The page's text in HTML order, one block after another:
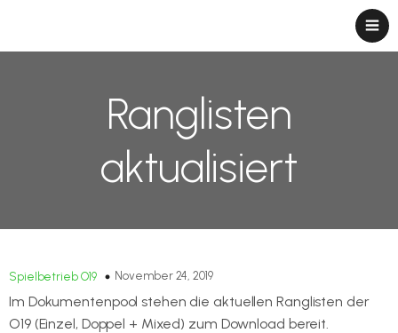
Ranglisten
aktualisiert
Spielbetrieb O19 November 24, 2019
Im Dokumentenpool stehen die aktuellen Ranglisten der
O19 (Einzel, Doppel + Mixed) zum Download bereit.